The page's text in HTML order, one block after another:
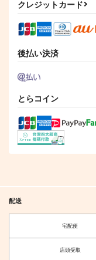
クレジットカード
後払い決済
とらコイン
配送
宅配便
店頭受取